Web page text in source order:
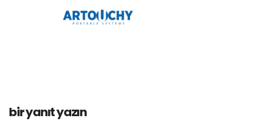
bir yanıt yazın